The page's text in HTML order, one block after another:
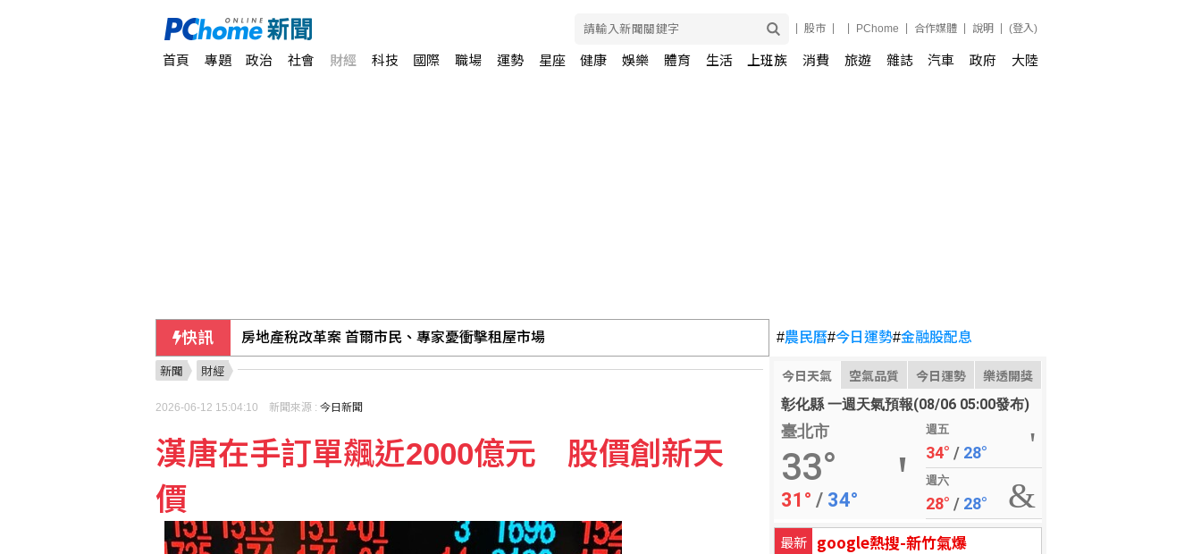
股市 PChome 合作媒體 說明 (登入)
首頁 專題 政治 社會 財經 科技 國際 職場 運勢 星座 健康 娛樂 體育 生活 上班族 消費 旅遊 雜誌 汽車 政府 大陸
快訊 房地產稅改革案 首爾市民、專家憂衝擊租屋市場
藍批台糖成毒油事件破口 質疑「綠友友」掌權籲卓榮泰、石崇良下台
#農民曆#今日運勢#金融股配息
今日天氣 空氣品質 今日運勢 樂透開獎
彰化縣 一週天氣預報(08/06 05:00發布)
臺北市
33°
31° / 34°
週五
34° / 28°
週六
28° / 28°
最新 google熱搜-新竹氣爆
新聞 財經
2026-06-12 15:04:10 新聞來源 : 今日新聞
漢唐在手訂單飆近2000億元 股價創新天
價